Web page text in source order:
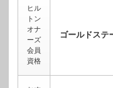
ヒル
トン
オナ
ーズ
会員
資格
ゴールドステ